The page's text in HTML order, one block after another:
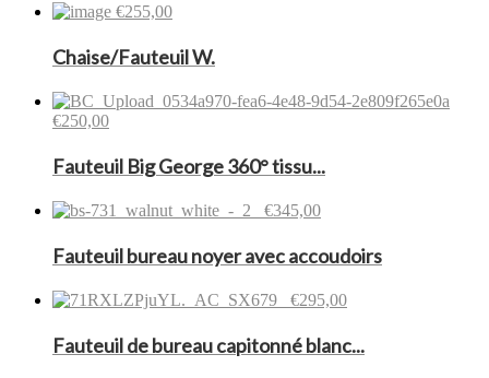
€255,00
Chaise/Fauteuil W.
€250,00
Fauteuil Big George 360° tissu...
€345,00
Fauteuil bureau noyer avec accoudoirs
€295,00
Fauteuil de bureau capitonné blanc...